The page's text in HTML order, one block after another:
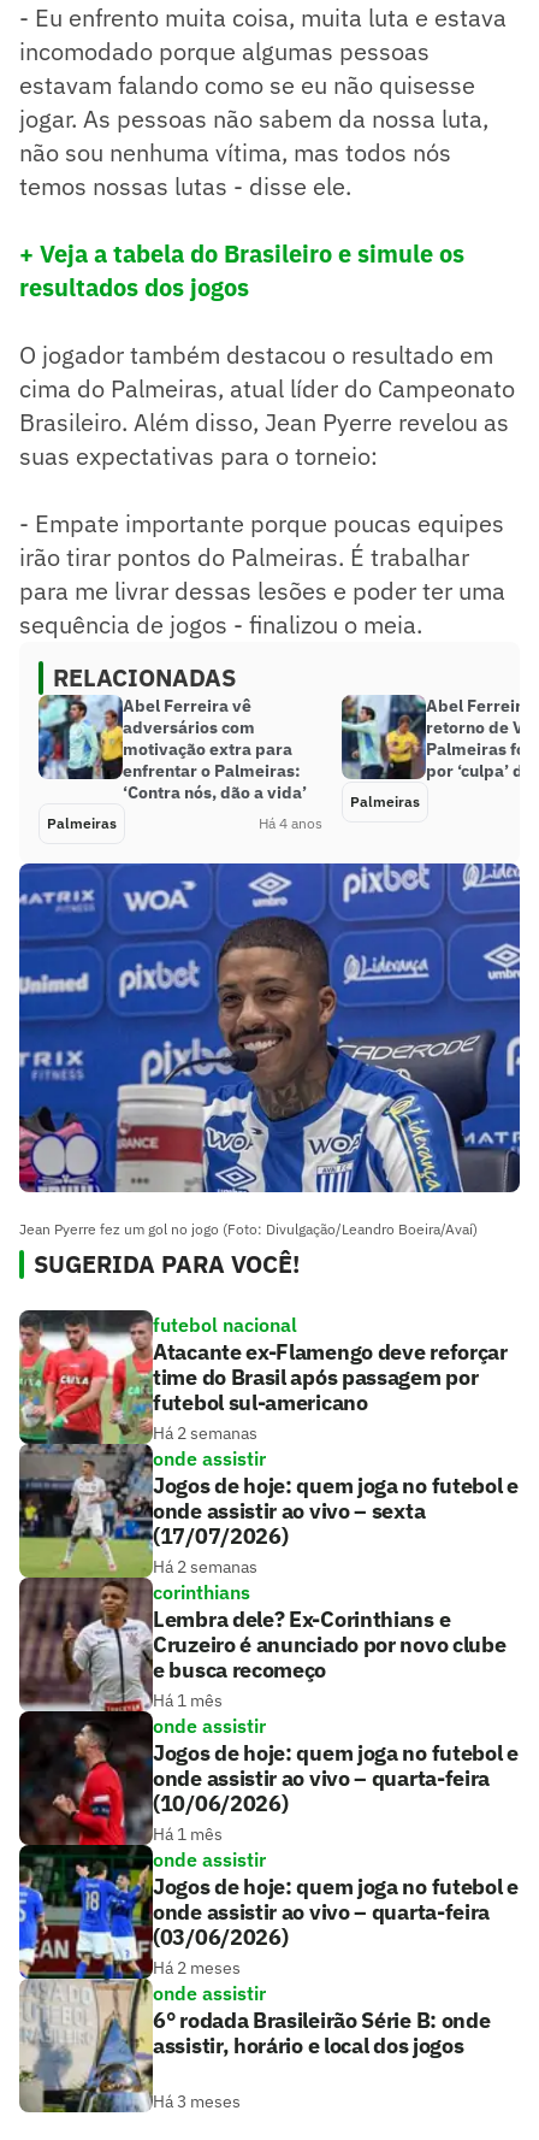
- Eu enfrento muita coisa, muita luta e estava
incomodado porque algumas pessoas
estavam falando como se eu não quisesse
jogar. As pessoas não sabem da nossa luta,
não sou nenhuma vítima, mas todos nós
temos nossas lutas - disse ele.
+ Veja a tabela do Brasileiro e simule os
resultados dos jogos
O jogador também destacou o resultado em
cima do Palmeiras, atual líder do Campeonato
Brasileiro. Além disso, Jean Pyerre revelou as
suas expectativas para o torneio:
- Empate importante porque poucas equipes
irão tirar pontos do Palmeiras. É trabalhar
para me livrar dessas lesões e poder ter uma
sequência de jogos - finalizou o meia.
RELACIONADAS
Abel Ferreira vê
adversários com
motivação extra para
enfrentar o Palmeiras:
‘Contra nós, dão a vida’
Palmeiras Há 4 anos
Abel Ferreira
retorno de
Palmeiras foi
por ‘culpa’
Palmeiras
Jean Pyerre fez um gol no jogo (Foto: Divulgação/Leandro Boeira/Avaí)
SUGERIDA PARA VOCÊ!
futebol nacional
Atacante ex-Flamengo deve reforçar
time do Brasil após passagem por
futebol sul-americano
Há 2 semanas
onde assistir
Jogos de hoje: quem joga no futebol e
onde assistir ao vivo – sexta
(17/07/2026)
Há 2 semanas
corinthians
Lembra dele? Ex-Corinthians e
Cruzeiro é anunciado por novo clube
e busca recomeço
Há 1 mês
onde assistir
Jogos de hoje: quem joga no futebol e
onde assistir ao vivo – quarta-feira
(10/06/2026)
Há 1 mês
onde assistir
Jogos de hoje: quem joga no futebol e
onde assistir ao vivo – quarta-feira
(03/06/2026)
Há 2 meses
onde assistir
6° rodada Brasileirão Série B: onde
assistir, horário e local dos jogos
Há 3 meses